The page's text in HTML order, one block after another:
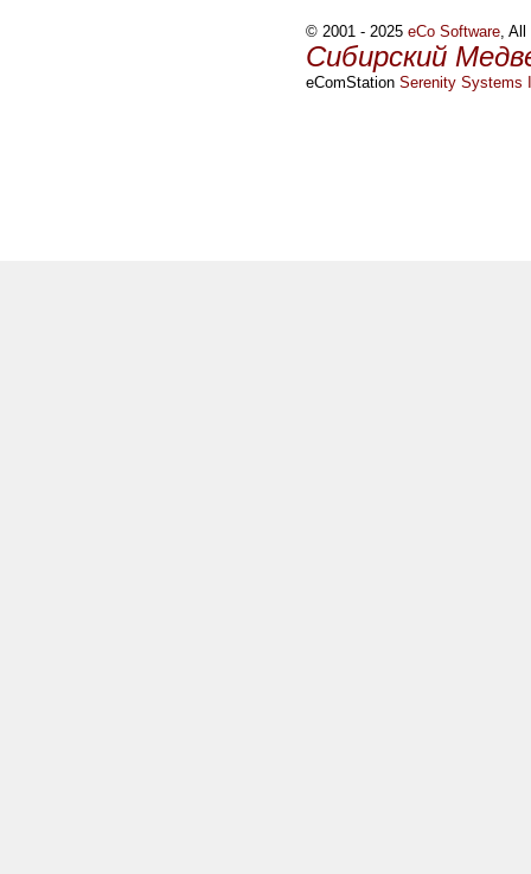
© 2001 - 2025eCo Software, All
Сибирский
eComStationSerenity Systems